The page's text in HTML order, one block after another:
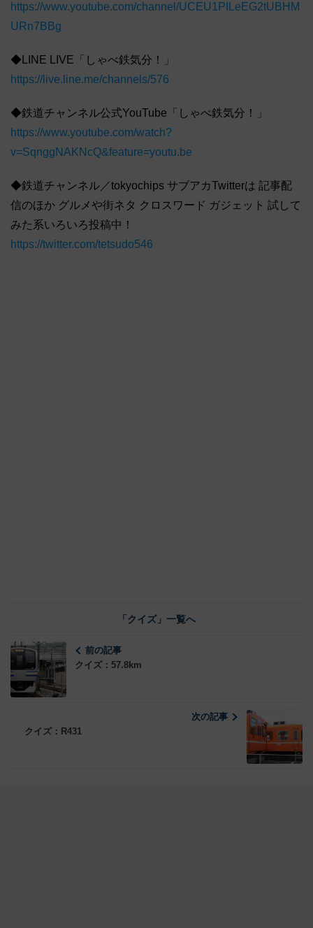
https://www.youtube.com/channel/UCEU1PILeEG2tUBHM
URn7BBg
◆LINE LIVE「しゃべ鉄気分！」
https://live.line.me/channels/576
◆鉄道チャンネル公式YouTube「しゃべ鉄気分！」
https://www.youtube.com/watch?
v=SqnggNAKNcQ&feature=youtu.be
◆鉄道チャンネル／tokyochips サブアカTwitterは 記事配
信のほか グルメや街ネタ クロスワード ガジェット 試して
みた系いろいろ投稿中！
https://twitter.com/tetsudo546
「クイズ」一覧へ
前の記事
クイズ：57.8km
次の記事
クイズ：R431